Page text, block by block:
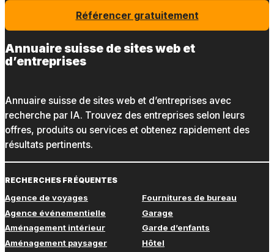
Référencer gratuitement
Annuaire suisse de sites web et
d’entreprises
Annuaire suisse de sites web et d’entreprises avec
recherche par IA. Trouvez des entreprises selon leurs
offres, produits ou services et obtenez rapidement des
résultats pertinents.
RECHERCHES FRÉQUENTES
Agence de voyages
Agence événementielle
Aménagement intérieur
Aménagement paysager
Fournitures de bureau
Garage
Garde d’enfants
Hôtel